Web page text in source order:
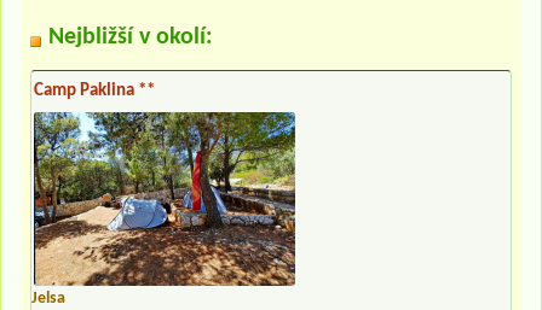
Nejbližší v okolí:
Camp Paklina **
Jelsa